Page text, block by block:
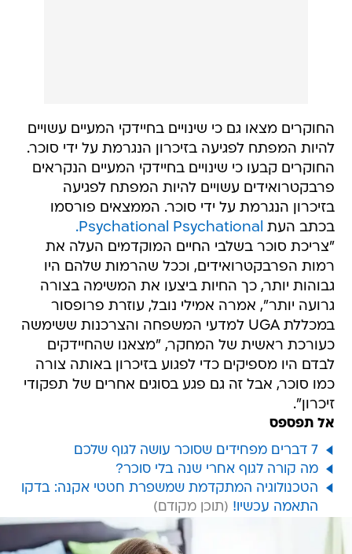
החוקרים מצאו גם כי שינויים בחיידקי המעיים עשויים
להיות המפתח לפגיעה בזיכרון הנגרמת על ידי סוכר.
החוקרים קבעו כי שינויים בחיידקי המעיים הנקראים
פרבקטרואידים עשויים להיות המפתח לפגיעה
בזיכרון הנגרמת על ידי סוכר. הממצאים פורסמו
בכתב העת Psychational Psychational.
"צריכת סוכר בשלבי החיים המוקדמים העלה את
רמות הפרבקטרואידים, וככל שהרמות שלהם היו
גבוהות יותר, כך החיות ביצעו את המשימה בצורה
גרועה יותר", אמרה אמילי נובל, עוזרת פרופסור
במכללת UGA למדעי המשפחה והצרכנות ששימשה
כעורכת ראשית של המחקר, "מצאנו שהחיידקים
לבדם היו מספיקים כדי לפגוע בזיכרון באותה צורה
כמו סוכר, אבל זה גם פגע בסוגים אחרים של תפקודי
זיכרון".
אל תפספס
7 דברים מפחידים שסוכר עושה לגוף שלכם
מה קורה לגוף אחרי שנה בלי סוכר?
הטכנולוגיה המתקדמת שמשפרת חטטי אקנה: בדקו
התאמה עכשיו!